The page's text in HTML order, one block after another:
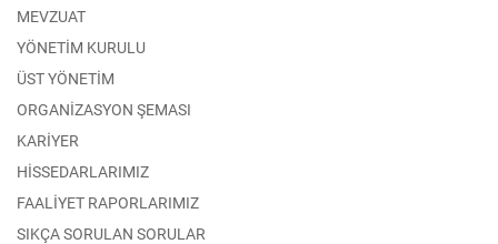
MEVZUAT
YÖNETİM KURULU
ÜST YÖNETİM
ORGANİZASYON ŞEMASI
KARİYER
HİSSEDARLARIMIZ
FAALİYET RAPORLARIMIZ
SIKÇA SORULAN SORULAR